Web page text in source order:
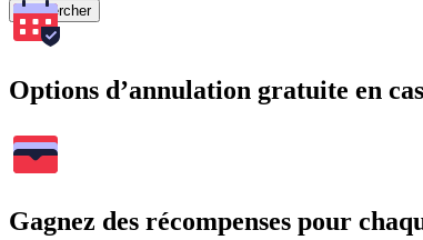
Rechercher
Options d’annulation gratuite en
Gagnez des récompenses pour